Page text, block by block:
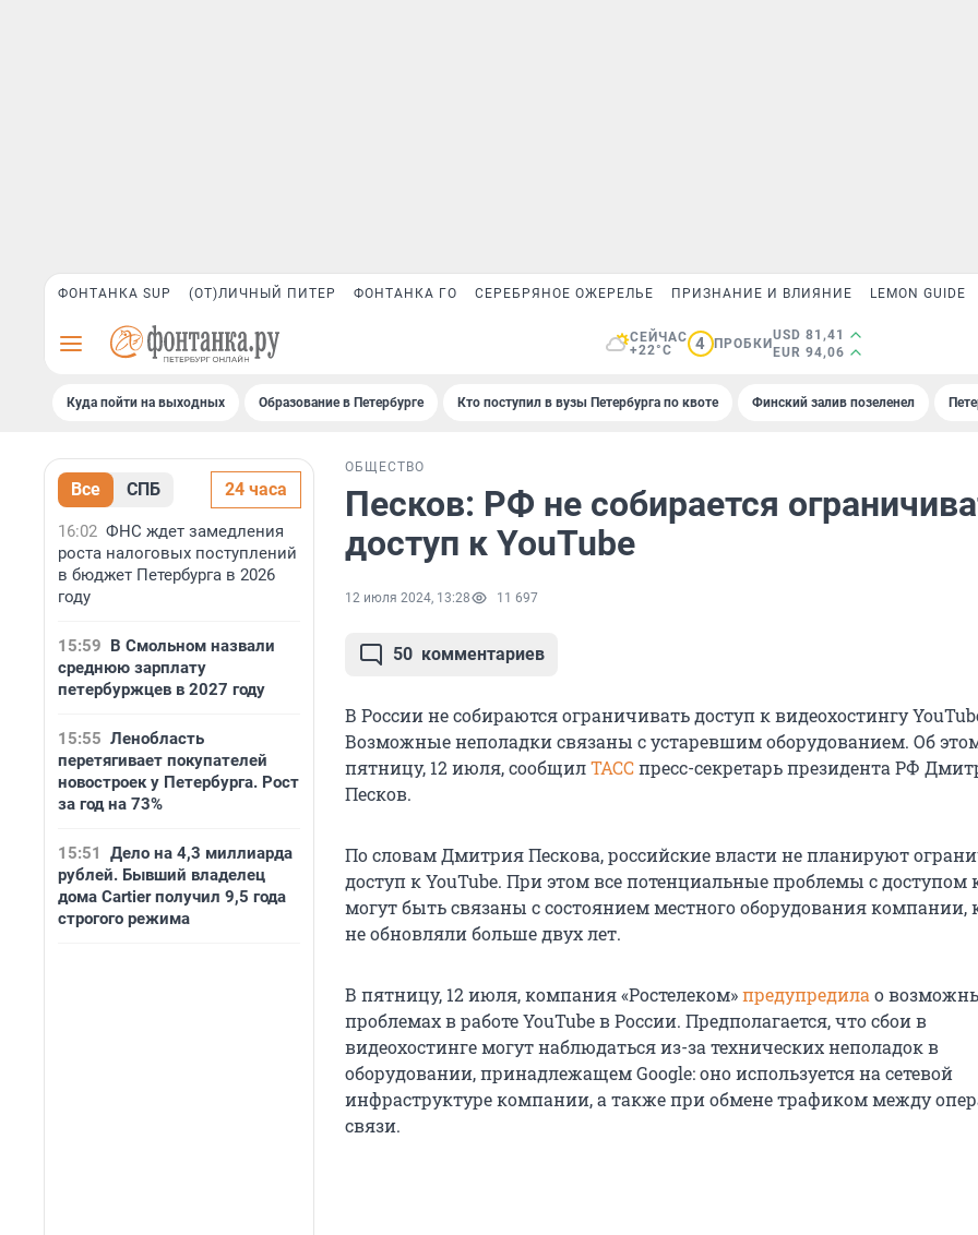
ФОНТАНКА SUP (ОТ)ЛИЧНЫЙ ПИТЕР ФОНТАНКА ГО СЕРЕБРЯНОЕ ОЖЕРЕЛЬЕ ПРИЗНАНИЕ И ВЛИЯНИЕ LEMON GUIDE
СЕЙЧАС
+22°C
4 ПРОБКИ
USD 81,41
EUR 94,06
Куда пойти на выходных Образование в Петербурге Кто поступил в вузы Петербурга по квоте Финский залив позеленел
Все СПБ 24 часа
16:02 ФНС ждет замедления
роста налоговых поступлений
в бюджет Петербурга в 2026
году
15:59 В Смольном назвали
среднюю зарплату
петербуржцев в 2027 году
15:55 Ленобласть
перетягивает покупателей
новостроек у Петербурга. Рост
за год на 73%
15:51
Дело на 4,3 миллиарда
рублей. Бывший владелец
дома Cartier получил 9,5 года
строгого режима
ОБЩЕСТВО
Песков: РФ не собирается
доступ к YouTube
12 июля 2024, 13:28 11 697
50 комментариев
В России не собираются ограничивать доступ к видеохостингу
Возможные неполадки связаны с устаревшим оборудованием. Об
пятницу, 12 июля, сообщилТАССпресс-секретарь президента РФ
Песков.
По словам Дмитрия Пескова, российские власти не планируют
доступ к YouTube. При этом все потенциальные проблемы с доступом
могут быть связаны с состоянием местного оборудования компании,
не обновляли больше двух лет.
В пятницу, 12 июля, компания «Ростелеком»предупредила о
проблемах в работе YouTube в России. Предполагается, что сбои в
видеохостинге могут наблюдаться из-за технических неполадок в
оборудовании, принадлежащем Google: оно используется на сетевой
инфраструктуре компании, а также при обмене трафиком между
связи.